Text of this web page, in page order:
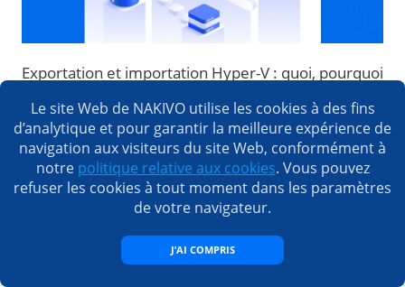
Exportation et importation Hyper-V : quoi, pourquoi
Le site Web de NAKIVO utilise les cookies à des fins
d’analytique et pour garantir la meilleure expérience de
navigation aux visiteurs du site Web, conformément à
notre politique relative aux cookies. Vous pouvez
refuser les cookies à tout moment dans les paramètres
de votre navigateur.
J’AI COMPRIS